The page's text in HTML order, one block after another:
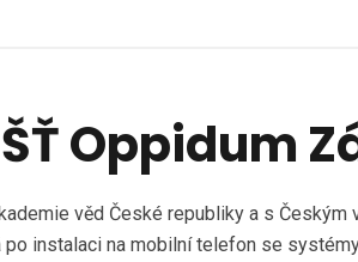
Oppidum
věd České republiky a s
instalaci na mobilní telefon se